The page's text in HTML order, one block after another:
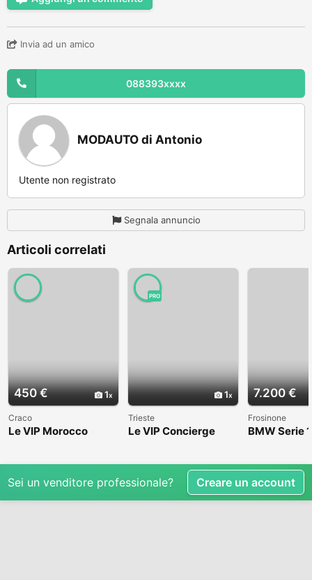
Invia ad un amico
088393xxxx
MODAUTO di Antonio
Utente non registrato
Segnala annuncio
Articoli correlati
450 € 1
Craco
Le VIP Morocco
1
PRO
Trieste
Le VIP Concierge
7.200 €
Frosinone
BMW Serie
Sei un venditore professionale? Creare un account